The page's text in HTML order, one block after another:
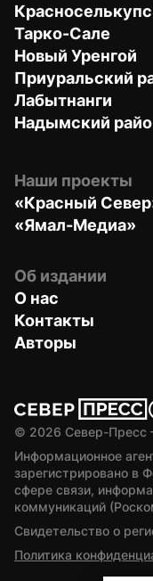
Тарко-Сале
Новый Уренгой
Приуральский
Лабытнанги
Надымский
Наши проекты
«Красный
«Ямал-Медиа»
Об издании
О нас
Контакты
Авторы
© 2026 Север-Пресс
Информационное
зарегистрировано в
сфере связи,
коммуникаций
Свидетельство о
Политика